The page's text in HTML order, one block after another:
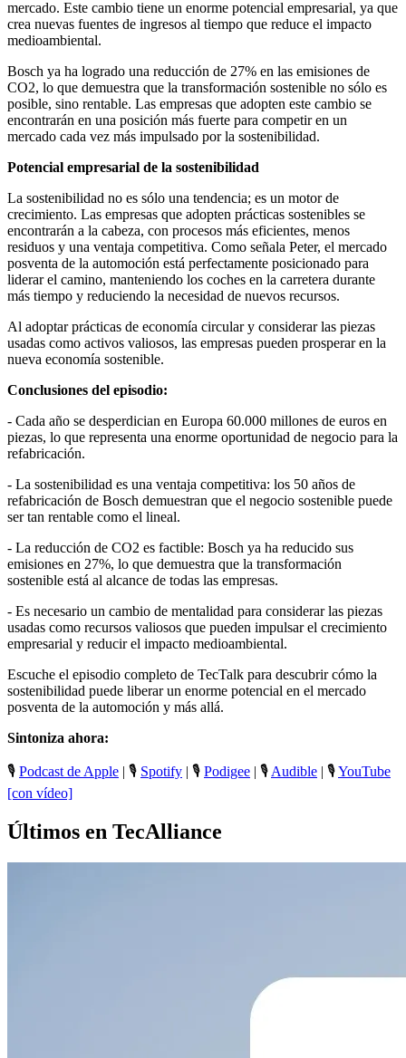
mercado. Este cambio tiene un enorme potencial empresarial, ya que
crea nuevas fuentes de ingresos al tiempo que reduce el impacto
medioambiental.
Bosch ya ha logrado una reducción de 27% en las emisiones de
CO2, lo que demuestra que la transformación sostenible no sólo es
posible, sino rentable. Las empresas que adopten este cambio se
encontrarán en una posición más fuerte para competir en un
mercado cada vez más impulsado por la sostenibilidad.
Potencial empresarial de la sostenibilidad
La sostenibilidad no es sólo una tendencia; es un motor de
crecimiento. Las empresas que adopten prácticas sostenibles se
encontrarán a la cabeza, con procesos más eficientes, menos
residuos y una ventaja competitiva. Como señala Peter, el mercado
posventa de la automoción está perfectamente posicionado para
liderar el camino, manteniendo los coches en la carretera durante
más tiempo y reduciendo la necesidad de nuevos recursos.
Al adoptar prácticas de economía circular y considerar las piezas
usadas como activos valiosos, las empresas pueden prosperar en la
nueva economía sostenible.
Conclusiones del episodio:
- Cada año se desperdician en Europa 60.000 millones de euros en
piezas, lo que representa una enorme oportunidad de negocio para la
refabricación.
- La sostenibilidad es una ventaja competitiva: los 50 años de
refabricación de Bosch demuestran que el negocio sostenible puede
ser tan rentable como el lineal.
- La reducción de CO2 es factible: Bosch ya ha reducido sus
emisiones en 27%, lo que demuestra que la transformación
sostenible está al alcance de todas las empresas.
- Es necesario un cambio de mentalidad para considerar las piezas
usadas como recursos valiosos que pueden impulsar el crecimiento
empresarial y reducir el impacto medioambiental.
Escuche el episodio completo de TecTalk para descubrir cómo la
sostenibilidad puede liberar un enorme potencial en el mercado
posventa de la automoción y más allá.
Sintoniza ahora:
🎙️ Podcast de Apple | 🎙️ Spotify | 🎙️ Podigee | 🎙️ Audible | 🎙️YouTube
[con vídeo]
Últimos en TecAlliance